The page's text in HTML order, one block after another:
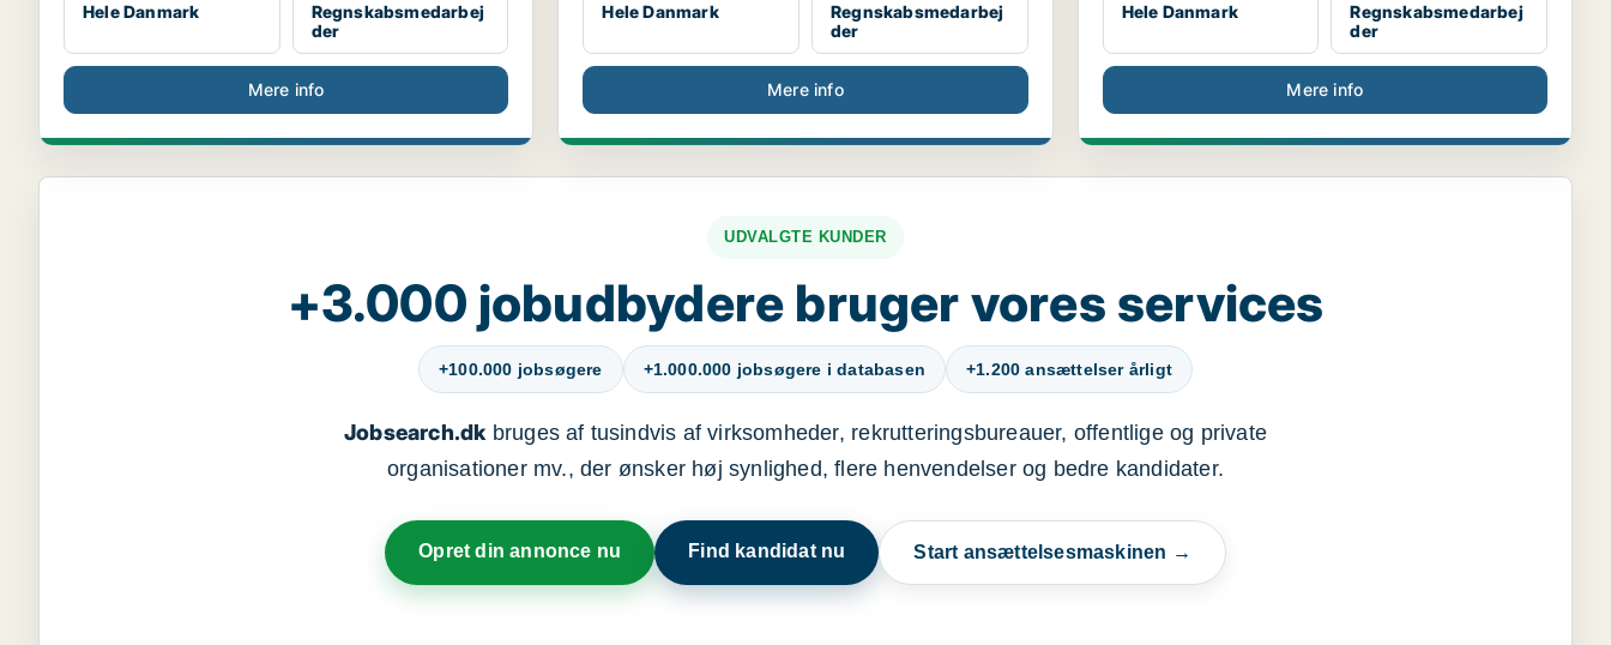
Hele Danmark
Regnskabsmedarbej
der
Mere info
Hele Danmark
Regnskabsmedarbej
der
Mere info
Hele Danmark
Regnskabsmedarbej
der
Mere info
UDVALGTE KUNDER
+3.000 jobudbydere bruger vores services
+100.000 jobsøgere +1.000.000 jobsøgere i databasen +1.200 ansættelser årligt
Jobsearch.dkbruges af tusindvis af virksomheder, rekrutteringsbureauer, offentlige og private
organisationer mv., der ønsker høj synlighed, flere henvendelser og bedre kandidater.
Opret din annonce nu Find kandidat nu Start ansættelsesmaskinen →